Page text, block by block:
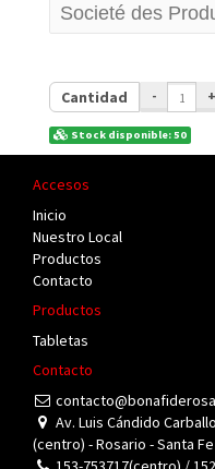
Societé des
Cantidad - +
Stock disponible: 50
Accesos
Inicio
Nuestro Local
Productos
Contacto
Productos
Tabletas
Contacto
Av. Luis Cándido
(centro) - Rosario - Santa Fe